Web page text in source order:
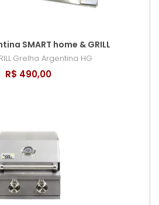
SMART home & GRILL
Grelha Argentina HG
R$ 490,00